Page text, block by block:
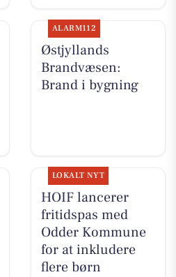
ALARM112
Østjyllands
Brandvæsen:
Brand i bygning
LOKALT NYT
HOIF lancerer
fritidspas med
Odder Kommune
for at inkludere
flere børn